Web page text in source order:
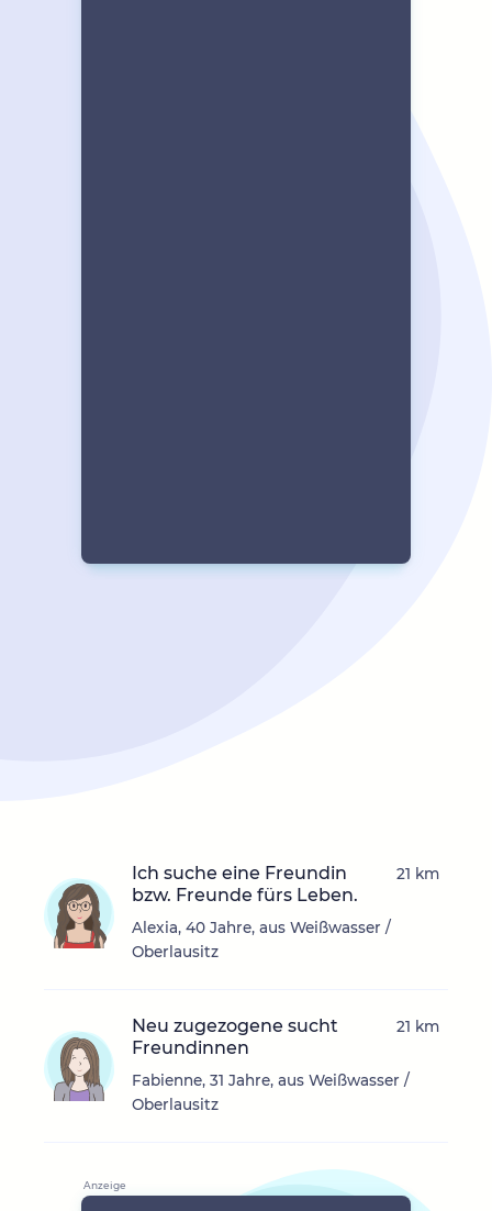
Ich suche eine Freundin
bzw. Freunde fürs Leben.
Alexia, 40 Jahre, aus Weißwasser /
Oberlausitz
21 km
Neu zugezogene sucht
Freundinnen
Fabienne, 31 Jahre, aus Weißwasser /
Oberlausitz
21 km